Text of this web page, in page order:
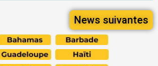
News suivantes